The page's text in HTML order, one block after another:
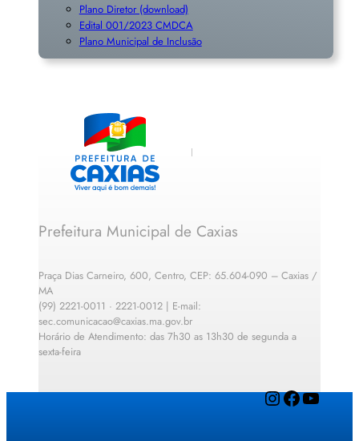
Plano Diretor (download)
Edital 001/2023 CMDCA
Plano Municipal de Inclusão
Prefeitura Municipal de Caxias
Praça Dias Carneiro, 600, Centro, CEP: 65.604-090 – Caxias /
MA
(99) 2221-0011 · 2221-0012 | E-mail:
sec.comunicacao@caxias.ma.gov.br
Horário de Atendimento: das 7h30 as 13h30 de segunda a
sexta-feira
InstagramFacebook YouTube